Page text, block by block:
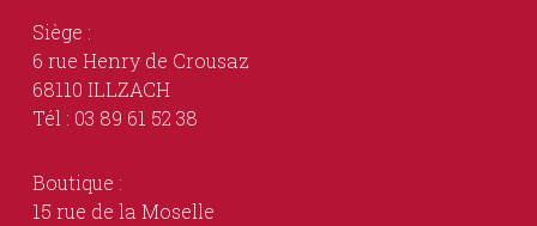
Siège :
6 rue Henry de Crousaz
68110 ILLZACH
Tél : 03 89 61 52 38
Boutique :
15 rue de la Moselle